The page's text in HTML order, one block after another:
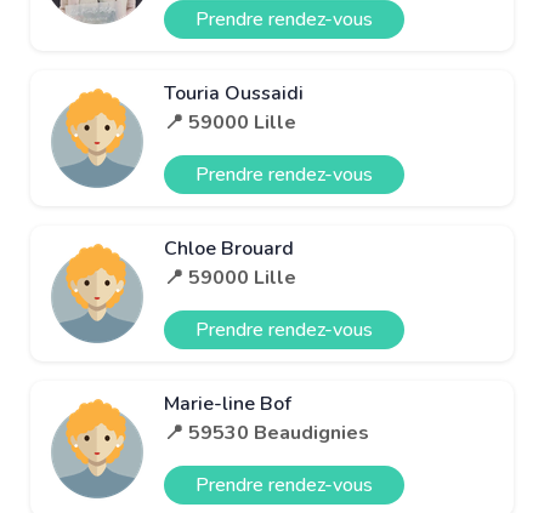
Prendre rendez-vous
Touria Oussaidi
📍 59000 Lille
Prendre rendez-vous
Chloe Brouard
📍 59000 Lille
Prendre rendez-vous
Marie-line Bof
📍 59530 Beaudignies
Prendre rendez-vous